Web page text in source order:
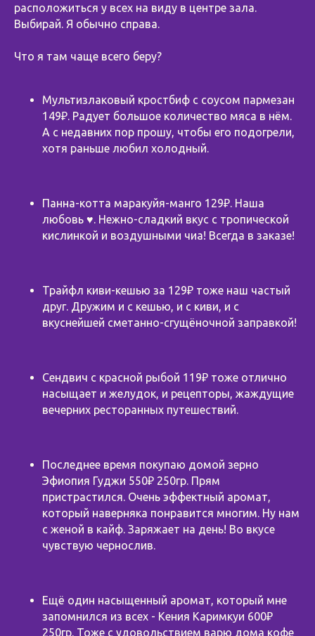
расположиться у всех на виду в центре зала.
Выбирай. Я обычно справа.
Что я там чаще всего беру?
Мультизлаковый кростбиф с соусом пармезан
149₽. Радует большое количество мяса в нём.
А с недавних пор прошу, чтобы его подогрели,
хотя раньше любил холодный.
Панна-котта маракуйя-манго 129₽. Наша
любовь ♥️. Нежно-сладкий вкус с тропической
кислинкой и воздушными чиа! Всегда в заказе!
Трайфл киви-кешью за 129₽ тоже наш частый
друг. Дружим и с кешью, и с киви, и с
вкуснейшей сметанно-сгущёночной заправкой!
Сендвич с красной рыбой 119₽ тоже отлично
насыщает и желудок, и рецепторы, жаждущие
вечерних ресторанных путешествий.
Последнее время покупаю домой зерно
Эфиопия Гуджи 550₽ 250гр. Прям
пристрастился. Очень эффектный аромат,
который наверняка понравится многим. Ну нам
с женой в кайф. Заряжает на день! Во вкусе
чувствую чернослив.
Ещё один насыщенный аромат, который мне
запомнился из всех - Кения Каримкуи 600₽
250гр. Тоже с удовольствием варю дома кофе